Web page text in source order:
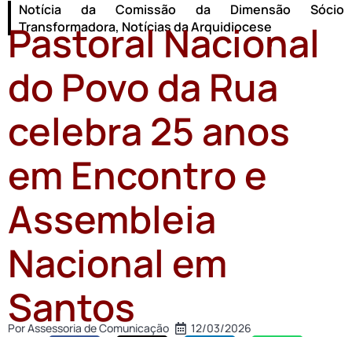
Notícia da Comissão da Dimensão Sócio
Transformadora, Notícias da Arquidiocese
Pastoral Nacional
do Povo da Rua
celebra 25 anos
em Encontro e
Assembleia
Nacional em
Santos
PorAssessoria de Comunicação 12/03/2026